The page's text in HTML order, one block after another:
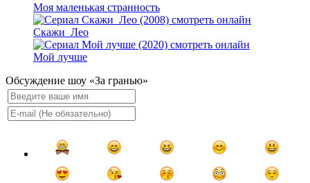
Моя маленькая странность
Скажи_Лео
Мой лучше
Обсуждение шоу «За гранью»